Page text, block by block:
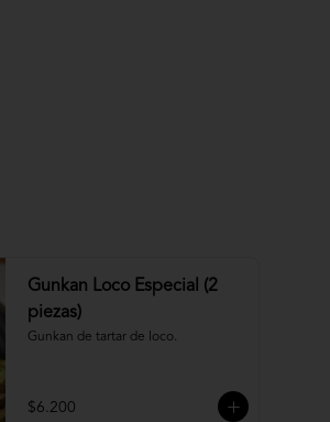
Gunkan Loco Especial (2
piezas)
Gunkan de tartar de loco.
$6.200